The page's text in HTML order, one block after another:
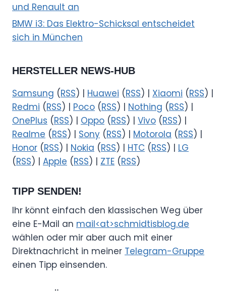
und Renault an
BMW i3: Das Elektro-Schicksal entscheidet
sich in München
HERSTELLER NEWS-HUB
Samsung (RSS) | Huawei (RSS) | Xiaomi (RSS) |
Redmi (RSS) | Poco (RSS) | Nothing (RSS) |
OnePlus (RSS) | Oppo (RSS) | Vivo (RSS) |
Realme (RSS) | Sony (RSS) | Motorola (RSS) |
Honor (RSS) | Nokia (RSS) | HTC (RSS) | LG
(RSS) | Apple (RSS) | ZTE (RSS)
TIPP SENDEN!
Ihr könnt einfach den klassischen Weg über
eine E-Mail an mail<at>schmidtisblog.de
wählen oder mir aber auch mit einer
Direktnachricht in meiner Telegram-Gruppe
einen Tipp einsenden.